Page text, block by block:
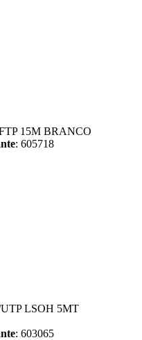
15M BRANCO
: 605718
LSOH 5MT
: 603065